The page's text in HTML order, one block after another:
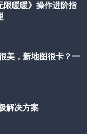
暖暖》操作进阶指
美，新地图很卡？一
解决方案